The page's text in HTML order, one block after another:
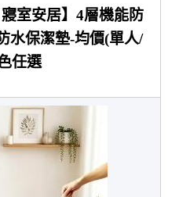
寢室安居】4層機能防
水保潔墊-均價(單人/
任選